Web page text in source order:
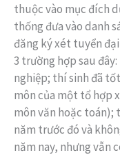
thuộc vào mục đích
thống đưa vào danh
đăng ký xét tuyển
3 trường hợp sau
nghiệp; thí sinh đã
môn của một tổ hợp
môn văn hoặc toán);
năm trước đó và
năm nay, nhưng vẫn